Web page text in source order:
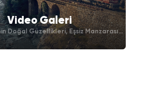
Video Galeri
Doğal Güzellikleri, Eşsiz Manzarası...